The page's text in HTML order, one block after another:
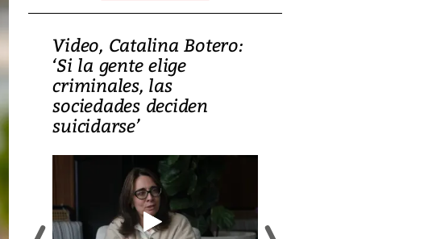
Video, Catalina Botero:
‘Si la gente elige
criminales, las
sociedades deciden
suicidarse’